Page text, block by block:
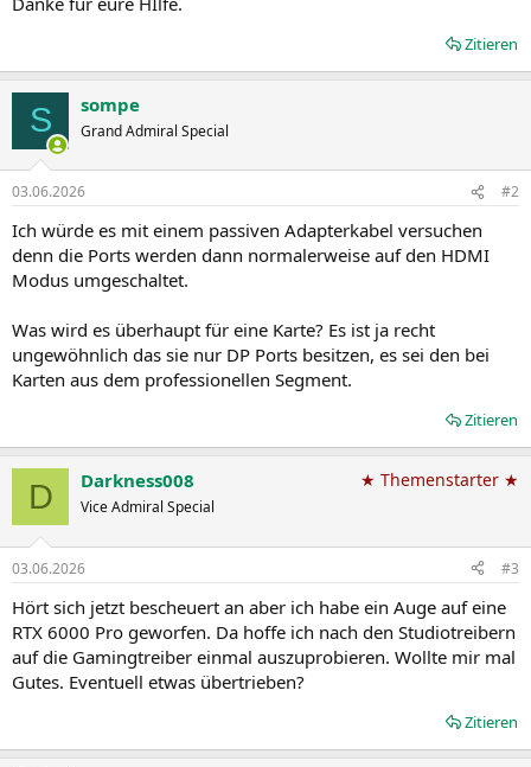
Zitieren
S sompe
Grand Admiral Special
03.06.2026 #2
Ich würde es mit einem passiven Adapterkabel versuchen
denn die Ports werden dann normalerweise auf den HDMI
Modus umgeschaltet.
Was wird es überhaupt für eine Karte? Es ist ja recht
ungewöhnlich das sie nur DP Ports besitzen, es sei den bei
Karten aus dem professionellen Segment.
Zitieren
D Darkness008
Vice Admiral Special
★ Themenstarter ★
03.06.2026 #3
Hört sich jetzt bescheuert an aber ich habe ein Auge auf eine
RTX 6000 Pro geworfen. Da hoffe ich nach den Studiotreibern
auf die Gamingtreiber einmal auszuprobieren. Wollte mir mal
Gutes. Eventuell etwas übertrieben?
Zitieren